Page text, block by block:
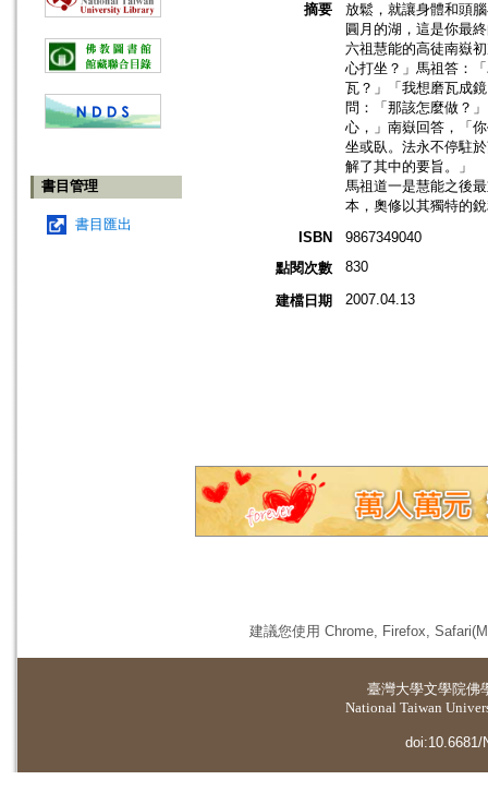
書目管理
書目匯出
摘要
放鬆，就讓身體和頭
圓月的湖，這是你最
六祖慧能的高徒南嶽
心打坐？」馬祖答：
瓦？」「我想磨瓦成
問：「那該怎麼做？
心，」南嶽回答，「
坐或臥。法永不停駐
解了其中的要旨。」
馬祖道一是慧能之後
本，奧修以其獨特的
ISBN
9867349040
點閱次數
830
建檔日期 2007.04.13
建議您使用 Chrome, Firefox,
臺灣大學文學院佛
National Taiwan
doi:10.6681/